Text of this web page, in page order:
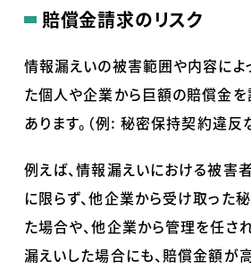
賠償金請求のリスク
情報漏えいの被害範囲や内容によ
た個人や企業から巨額の賠償金
あります。（​​例: 秘密保持契約違反
例えば、情報漏えいにおける被害
に限らず、他企業から受け取った
た場合や、他企業から管理を任さ
漏えいした場合にも、賠償金額が